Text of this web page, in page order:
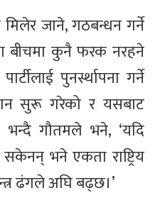
मिलेर जाने, गठबन्धन गर्ने
बीचमा कुनै फरक नरहने
पुनर्स्थापना गर्ने
सुरू गरेको र यसबाट
गौतमले भने, ‘यदि
भने एकता राष्ट्रिय
ढंगले अघि बढ्छ।’